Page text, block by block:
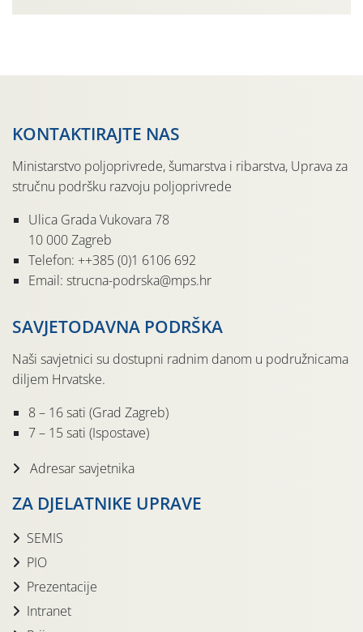
KONTAKTIRAJTE NAS
Ministarstvo poljoprivrede, šumarstva i ribarstva, Uprava za
stručnu podršku razvoju poljoprivrede
Ulica Grada Vukovara 78
10 000 Zagreb
Telefon: ++385 (0)1 6106 692
Email: strucna-podrska@mps.hr
SAVJETODAVNA PODRŠKA
Naši savjetnici su dostupni radnim danom u podružnicama
diljem Hrvatske.
8 – 16 sati (Grad Zagreb)
7 – 15 sati (Ispostave)
Adresar savjetnika
ZA DJELATNIKE UPRAVE
SEMIS
PIO
Prezentacije
Intranet